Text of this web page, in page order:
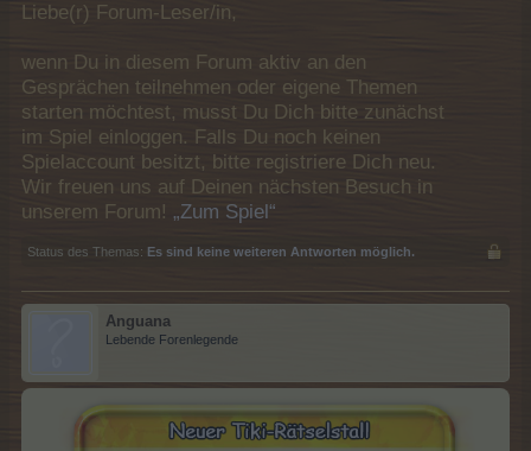
Liebe(r) Forum-Leser/in,
wenn Du in diesem Forum aktiv an den
Gesprächen teilnehmen oder eigene Themen
starten möchtest, musst Du Dich bitte zunächst
im Spiel einloggen. Falls Du noch keinen
Spielaccount besitzt, bitte registriere Dich neu.
Wir freuen uns auf Deinen nächsten Besuch in
unserem Forum! „Zum Spiel“
Status des Themas: Es sind keine weiteren Antworten möglich.
Anguana
Lebende Forenlegende